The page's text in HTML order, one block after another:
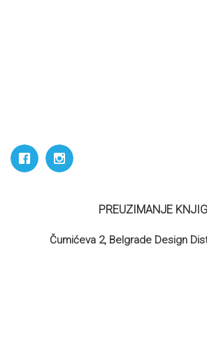
PREUZIMANJE
Čumićeva 2, Belgrade Design